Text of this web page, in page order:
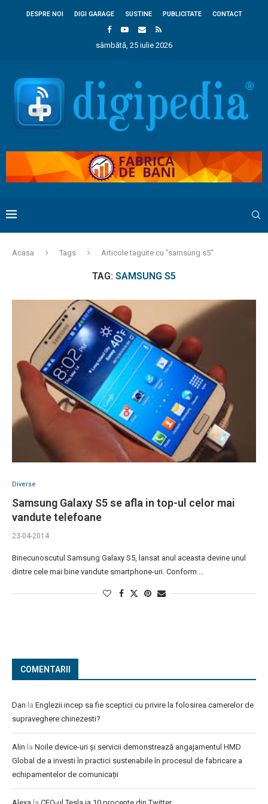
DESPRE NOI DIGI GARAGE SUSTINE PUBLICITATE CONTACT
sâmbătă, 25 iulie 2026
Acasa Tags Articole taguite cu "samsung s5"
TAG: SAMSUNG S5
Diverse
Samsung Galaxy S5 se afla in top-ul celor mai
vandute telefoane
23-04-2014
Binecunoscutul Samsung Galaxy S5, lansat anul aceasta devine unul
dintre cele mai bine vandute smartphone-uri. Conform …
COMENTARII
Dan la Englezii incep sa fie sceptici cu privire la folosirea camerelor de
supraveghere chinezesti?
Alin la Noile device-uri și servicii demonstrează angajamentul HMD
Global de a investi în practici sustenabile în procesul de fabricare a
echipamentelor de comunicații